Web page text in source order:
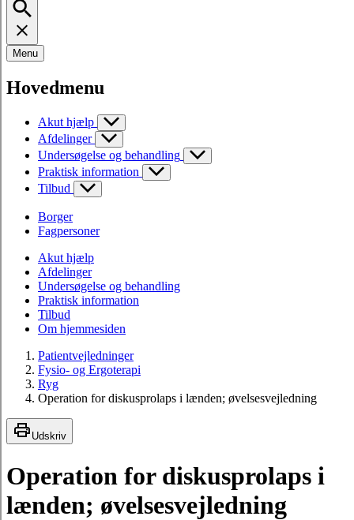
Menu
Hovedmenu
Akut hjælp
Afdelinger
Undersøgelse og behandling
Praktisk information
Tilbud
Borger
Fagpersoner
Akut hjælp
Afdelinger
Undersøgelse og behandling
Praktisk information
Tilbud
Om hjemmesiden
Patientvejledninger
Fysio- og Ergoterapi
Ryg
Operation for diskusprolaps i lænden; øvelsesvejledning
Udskriv
Operation for diskusprolaps i
lænden; øvelsesvejledning